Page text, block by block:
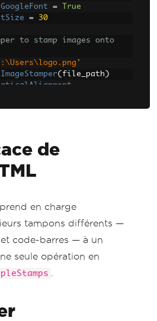
=
True
= 30
to stamp images onto
ImageStamper( file_path )
= Length(20)
to stamp QR
pdf
= BarcodeStamper
.Code39)
.Bottom
HorizontalAlignment
=
[Stamper ]()
( textStamper
de
en charge
tampons différents —
code-barres — à un
seule opération en